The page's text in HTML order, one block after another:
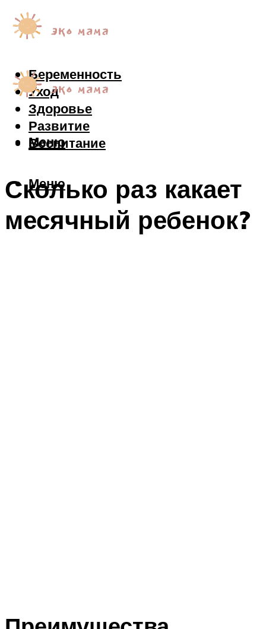
Беременность
Уход
Здоровье
Развитие
Воспитание
Меню
Меню
Сколько раз какает
месячный ребенок?